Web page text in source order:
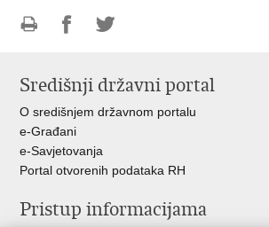
FacebookuTwitteru
Središnji državni portal
O središnjem državnom portalu
e-Građani
e-Savjetovanja
Portal otvorenih podataka RH
Pristup informacijama